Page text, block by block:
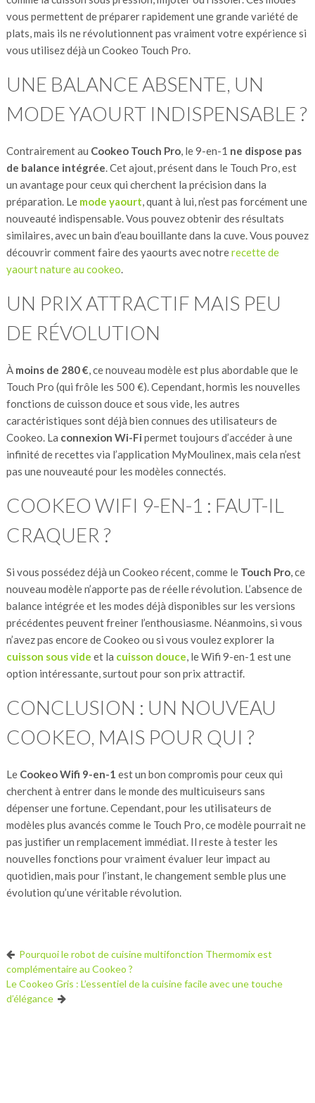
vous permettent de préparer rapidement une grande variété de
plats, mais ils ne révolutionnent pas vraiment votre expérience si
vous utilisez déjà un Cookeo Touch Pro.
UNE BALANCE ABSENTE, UN
MODE YAOURT INDISPENSABLE ?
Contrairement au Cookeo Touch Pro, le 9-en-1 ne dispose pas
de balance intégrée. Cet ajout, présent dans le Touch Pro, est
un avantage pour ceux qui cherchent la précision dans la
préparation. Le mode yaourt, quant à lui, n’est pas forcément une
nouveauté indispensable. Vous pouvez obtenir des résultats
similaires, avec un bain d’eau bouillante dans la cuve​. Vous pouvez
découvrir comment faire des yaourts avec notrerecette de
yaourt nature au cookeo.
UN PRIX ATTRACTIF MAIS PEU
DE RÉVOLUTION
À moins de 280 €, ce nouveau modèle est plus abordable que le
Touch Pro (qui frôle les 500 €). Cependant, hormis les nouvelles
fonctions de cuisson douce et sous vide, les autres
caractéristiques sont déjà bien connues des utilisateurs de
Cookeo. La connexion Wi-Fi permet toujours d’accéder à une
infinité de recettes via l’application MyMoulinex, mais cela n’est
pas une nouveauté pour les modèles connectés​.
COOKEO WIFI 9-EN-1 : FAUT-IL
CRAQUER ?
Si vous possédez déjà un Cookeo récent, comme le Touch Pro, ce
nouveau modèle n’apporte pas de réelle révolution. L’absence de
balance intégrée et les modes déjà disponibles sur les versions
précédentes peuvent freiner l’enthousiasme. Néanmoins, si vous
n’avez pas encore de Cookeo ou si vous voulez explorer la
cuisson sous vide et la cuisson douce, le Wifi 9-en-1 est une
option intéressante, surtout pour son prix attractif​.
CONCLUSION : UN NOUVEAU
COOKEO, MAIS POUR QUI ?
Le Cookeo Wifi 9-en-1 est un bon compromis pour ceux qui
cherchent à entrer dans le monde des multicuiseurs sans
dépenser une fortune. Cependant, pour les utilisateurs de
modèles plus avancés comme le Touch Pro, ce modèle pourrait ne
pas justifier un remplacement immédiat. Il reste à tester les
nouvelles fonctions pour vraiment évaluer leur impact au
quotidien, mais pour l’instant, le changement semble plus une
évolution qu’une véritable révolution.
Pourquoi le robot de cuisine multifonction Thermomix est
complémentaire au Cookeo ?
Le Cookeo Gris : L’essentiel de la cuisine facile avec une touche
d’élégance